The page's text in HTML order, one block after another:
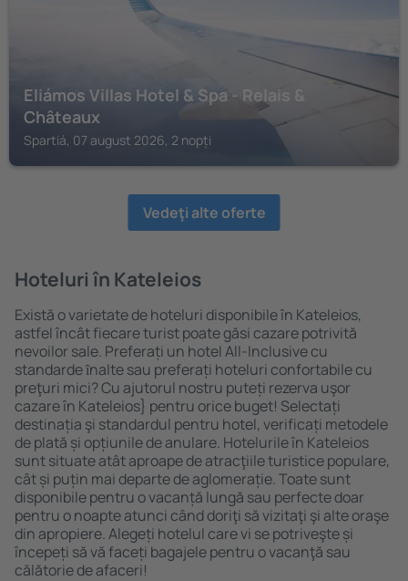
Eliámos Villas Hotel & Spa - Relais &
Châteaux
Spartiá, 07 august 2026, 2 nopți
Vedeţi alte oferte
Hoteluri în Kateleios
Există o varietate de hoteluri disponibile în Kateleios,
astfel încât fiecare turist poate găsi cazare potrivită
nevoilor sale. Preferați un hotel All-Inclusive cu
standarde ȋnalte sau preferați hoteluri confortabile cu
preţuri mici? Cu ajutorul nostru puteți rezerva uşor
cazare în Kateleios} pentru orice buget! Selectați
destinația şi standardul pentru hotel, verificați metodele
de plată și opțiunile de anulare. Hotelurile în Kateleios
sunt situate atât aproape de atracţiile turistice populare,
cât și puțin mai departe de aglomerație. Toate sunt
disponibile pentru o vacanță lungă sau perfecte doar
pentru o noapte atunci când doriţi să vizitaţi şi alte oraşe
din apropiere. Alegeți hotelul care vi se potriveşte și
începeți să vă faceți bagajele pentru o vacanţă sau
călătorie de afaceri!